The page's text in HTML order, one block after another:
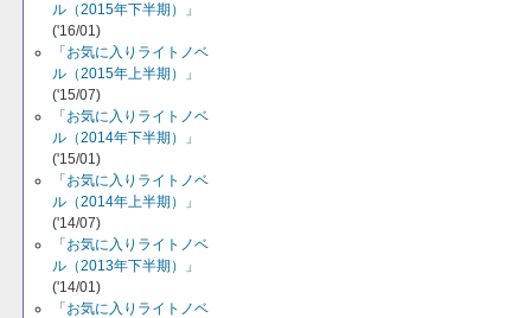
ル（2015年下半期）」
('16/01)
「お気に入りライトノベ
ル（2015年上半期）」
('15/07)
「お気に入りライトノベ
ル（2014年下半期）」
('15/01)
「お気に入りライトノベ
ル（2014年上半期）」
('14/07)
「お気に入りライトノベ
ル（2013年下半期）」
('14/01)
「お気に入りライトノベ